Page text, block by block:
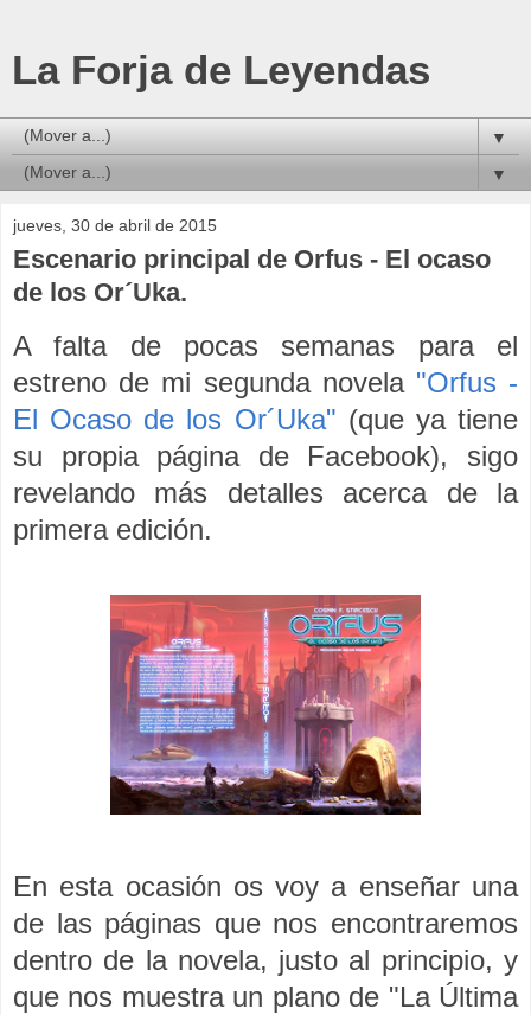
La Forja de Leyendas
▼
▼
jueves, 30 de abril de 2015
Escenario principal de Orfus - El ocaso
de los Or´Uka.
A falta de pocas semanas para el
estreno de mi segunda novela "Orfus -
El Ocaso de los Or´Uka" (que ya tiene
su propia página de Facebook), sigo
revelando más detalles acerca de la
primera edición.
En esta ocasión os voy a enseñar una
de las páginas que nos encontraremos
dentro de la novela, justo al principio, y
que nos muestra un plano de "La Última